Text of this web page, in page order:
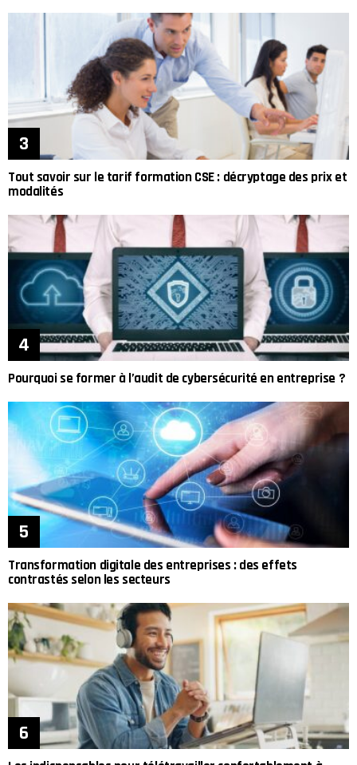
Tout savoir sur le tarif formation CSE : décryptage des prix et
modalités
Pourquoi se former à l’audit de cybersécurité en entreprise ?
Transformation digitale des entreprises : des effets
contrastés selon les secteurs